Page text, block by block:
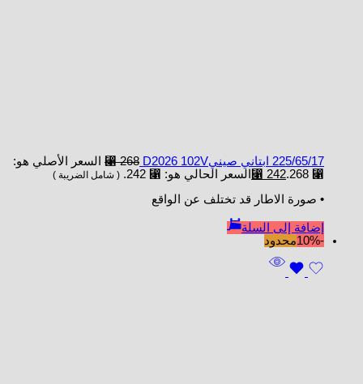
225/65/17 ابتاني صينيD2026 102V ⃁268
السعر الأصلي هو:
⃁ 268.
⃁ 242 السعر الحالي هو: ⃁ 242. ( شامل الضريبة )
• صورة الاطار قد تختلف عن الواقع
إضافة إلى السلة
-10%
محدود